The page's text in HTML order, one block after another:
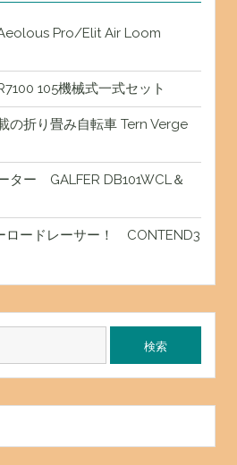
Pro/Elit Air Loom
105機械式一式セット
の折り畳み自転車 Tern Verge
ター GALFER DB101WCL＆
ロードレーサー！ CONTEND3